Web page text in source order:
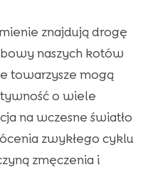
znajdują drogę
naszych kotów
towarzysze mogą
o wiele
na wczesne światło
zwykłego cyklu
zmęczenia i